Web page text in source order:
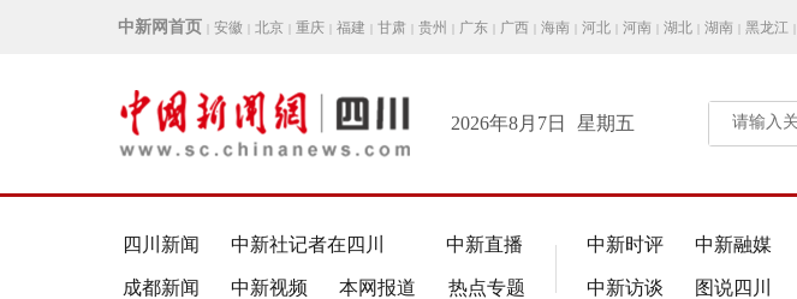
中新网首页 | 安徽 | 北京 | 重庆 | 福建 | 甘肃 | 贵州 | 广东 | 广西 | 海南 | 河北 | 河南 | 湖北 | 湖南 | 黑龙江 |
2026年8月7日 星期五 请输入
四川新闻 中新社记者在四川 中新直播
成都新闻 中新视频 本网报道 热点专题
中新时评 中新融媒
中新访谈 图说四川